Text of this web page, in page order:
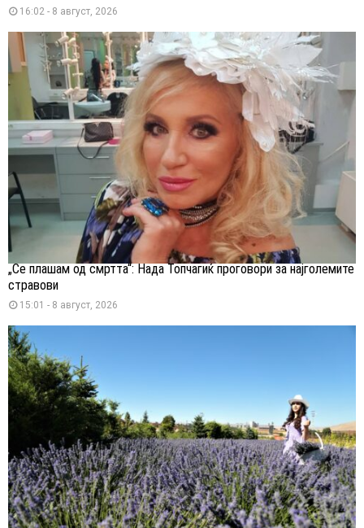
16:02 - 8 август, 2026
„Се плашам од смртта“: Нада Топчагиќ проговори за најголемите
стравови
15:01 - 8 август, 2026